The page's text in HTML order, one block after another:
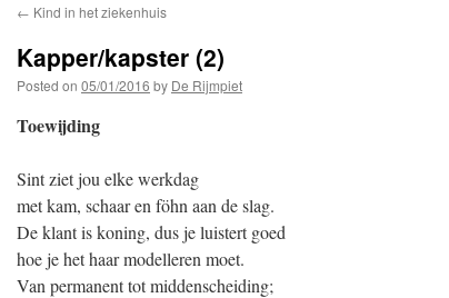
← Kind in het ziekenhuis
Kapper/kapster (2)
Posted on 05/01/2016 by De Rijmpiet
Toewijding
Sint ziet jou elke werkdag
met kam, schaar en föhn aan de slag.
De klant is koning, dus je luistert goed
hoe je het haar modelleren moet.
Van permanent tot middenscheiding;